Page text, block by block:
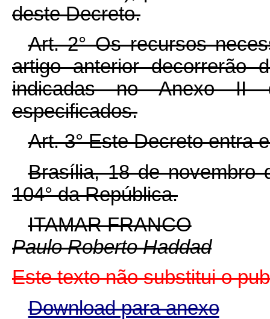
deste Decreto.
Art. 2° Os recursos
artigo anterior decorrerão
indicadas no Anexo II
especificados.
Art. 3° Este Decreto entra
Brasília, 18 de novembro
104° da República.
ITAMAR FRANCO
Paulo Roberto Haddad
Este texto não substitui o
Download para anexo